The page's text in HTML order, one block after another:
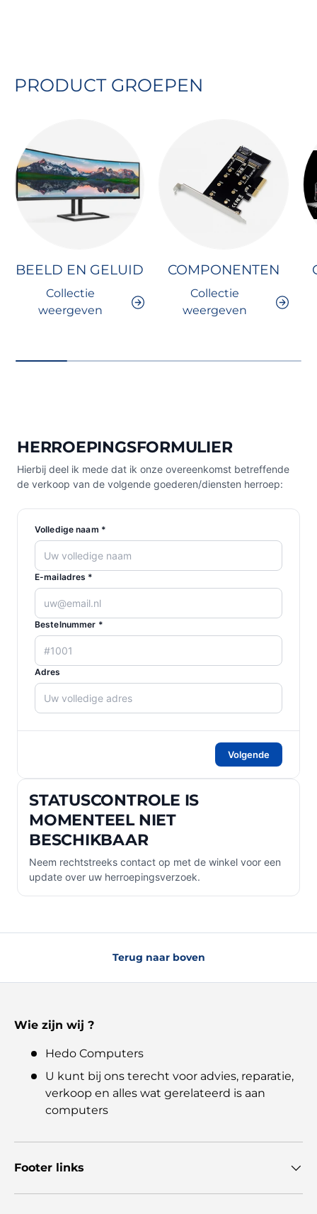
PRODUCT GROEPEN
BEELD EN GELUID
Collectie
weergeven
COMPONENTEN
Collectie
weergeven
HERROEPINGSFORMULIER
Hierbij deel ik mede dat ik onze overeenkomst betreffende
de verkoop van de volgende goederen/diensten herroep:
Volledige naam *
E-mailadres *
Bestelnummer *
Adres
Volgende
STATUSCONTROLE IS
MOMENTEEL NIET
BESCHIKBAAR
Neem rechtstreeks contact op met de winkel voor een
update over uw herroepingsverzoek.
Terug naar boven
Wie zijn wij ?
Hedo Computers
U kunt bij ons terecht voor advies, reparatie,
verkoop en alles wat gerelateerd is aan
computers
Footer links